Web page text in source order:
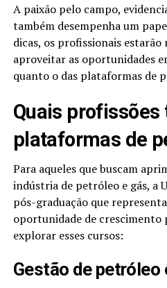
A paixão pelo campo,
também desempenha um
dicas, os profissionais
aproveitar as oportunidades
quanto o das plataformas de
Quais
plataformas de
Para aqueles que buscam
indústria de petróleo e gás, a
pós-graduação que
oportunidade de crescimento
explorar esses cursos:
Gestão de petróleo